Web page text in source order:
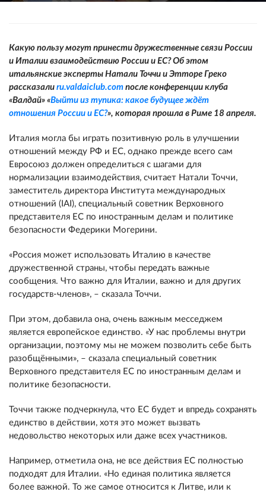
Какую пользу могут принести дружественные связи России
и Италии взаимодействию России и ЕС? Об этом
итальянские эксперты Натали Точчи и Этторе Греко
рассказали ru.valdaiclub.com после конференции клуба
«Валдай» «Выйти из тупика: какое будущее ждёт
отношения России и ЕС?», которая прошла в Риме 18 апреля.
Италия могла бы играть позитивную роль в улучшении
отношений между РФ и ЕС, однако прежде всего сам
Евросоюз должен определиться с шагами для
нормализации взаимодействия, считает Натали Точчи,
заместитель директора Института международных
отношений (IAI), специальный советник Верховного
представителя ЕС по иностранным делам и политике
безопасности Федерики Могерини.
«Россия может использовать Италию в качестве
дружественной страны, чтобы передать важные
сообщения. Что важно для Италии, важно и для других
государств-членов», – сказала Точчи.
При этом, добавила она, очень важным месседжем
является европейское единство. «У нас проблемы внутри
организации, поэтому мы не можем позволить себе быть
разобщёнными», – сказала специальный советник
Верховного представителя ЕС по иностранным делам и
политике безопасности.
Точчи также подчеркнула, что ЕС будет и впредь сохранять
единство в действии, хотя это может вызвать
недовольство некоторых или даже всех участников.
Например, отметила она, не все действия ЕС полностью
подходят для Италии. «Но единая политика является
более важной. То же самое относится к Литве, или к